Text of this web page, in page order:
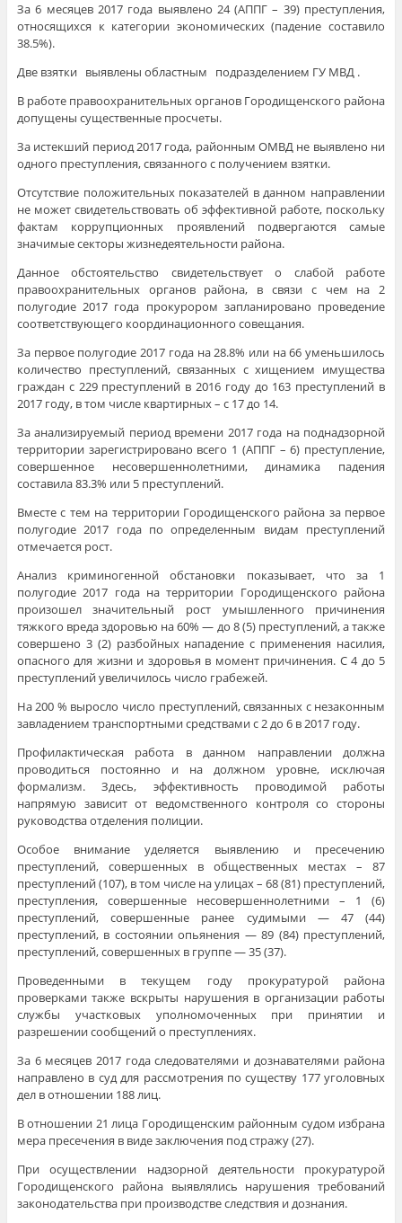
За 6 месяцев 2017 года выявлено 24 (АППГ – 39) преступления,
относящихся к категории экономических (падение составило
38.5%).
Две взятки выявлены областным подразделением ГУ МВД .
В работе правоохранительных органов Городищенского района
допущены существенные просчеты.
За истекший период 2017 года, районным ОМВД не выявлено ни
одного преступления, связанного с получением взятки.
Отсутствие положительных показателей в данном направлении
не может свидетельствовать об эффективной работе, поскольку
фактам коррупционных проявлений подвергаются самые
значимые секторы жизнедеятельности района.
Данное обстоятельство свидетельствует о слабой работе
правоохранительных органов района, в связи с чем на 2
полугодие 2017 года прокурором запланировано проведение
соответствующего координационного совещания.
За первое полугодие 2017 года на 28.8% или на 66 уменьшилось
количество преступлений, связанных с хищением имущества
граждан с 229 преступлений в 2016 году до 163 преступлений в
2017 году, в том числе квартирных – с 17 до 14.
За анализируемый период времени 2017 года на поднадзорной
территории зарегистрировано всего 1 (АППГ – 6) преступление,
совершенное несовершеннолетними, динамика падения
составила 83.3% или 5 преступлений.
Вместе с тем на территории Городищенского района за первое
полугодие 2017 года по определенным видам преступлений
отмечается рост.
Анализ криминогенной обстановки показывает, что за 1
полугодие 2017 года на территории Городищенского района
произошел значительный рост умышленного причинения
тяжкого вреда здоровью на 60% — до 8 (5) преступлений, а также
совершено 3 (2) разбойных нападение с применения насилия,
опасного для жизни и здоровья в момент причинения. С 4 до 5
преступлений увеличилось число грабежей.
На 200 % выросло число преступлений, связанных с незаконным
завладением транспортными средствами с 2 до 6 в 2017 году.
Профилактическая работа в данном направлении должна
проводиться постоянно и на должном уровне, исключая
формализм. Здесь, эффективность проводимой работы
напрямую зависит от ведомственного контроля со стороны
руководства отделения полиции.
Особое внимание уделяется выявлению и пресечению
преступлений, совершенных в общественных местах – 87
преступлений (107), в том числе на улицах – 68 (81) преступлений,
преступления, совершенные несовершеннолетними – 1 (6)
преступлений, совершенные ранее судимыми — 47 (44)
преступлений, в состоянии опьянения — 89 (84) преступлений,
преступлений, совершенных в группе — 35 (37).
Проведенными в текущем году прокуратурой района
проверками также вскрыты нарушения в организации работы
службы участковых уполномоченных при принятии и
разрешении сообщений о преступлениях.
За 6 месяцев 2017 года следователями и дознавателями района
направлено в суд для рассмотрения по существу 177 уголовных
дел в отношении 188 лиц.
В отношении 21 лица Городищенским районным судом избрана
мера пресечения в виде заключения под стражу (27).
При осуществлении надзорной деятельности прокуратурой
Городищенского района выявлялись нарушения требований
законодательства при производстве следствия и дознания.